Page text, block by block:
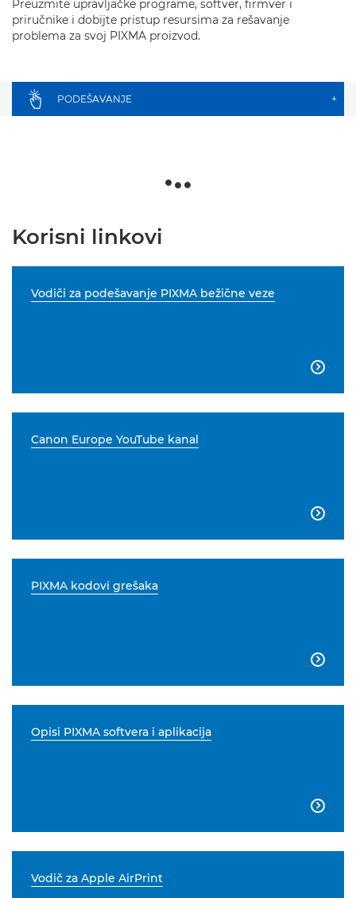
Preuzmite upravljačke programe, softver, firmver i
priručnike i dobijte pristup resursima za rešavanje
problema za svoj PIXMA proizvod.
PODEŠAVANJE +
Korisni linkovi
Vodiči za podešavanje PIXMA bežične veze

Canon Europe YouTube kanal

PIXMA kodovi grešaka

Opisi PIXMA softvera i aplikacija

Vodič za Apple AirPrint